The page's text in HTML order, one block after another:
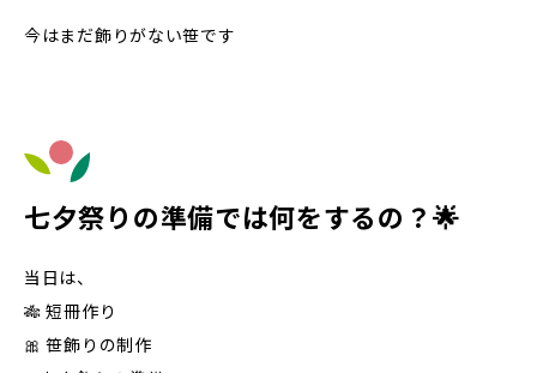
今はまだ飾りがない笹です
七夕祭りの準備では何をするの？🌟
当日は、
🎋 短冊作り
🎀 笹飾りの制作